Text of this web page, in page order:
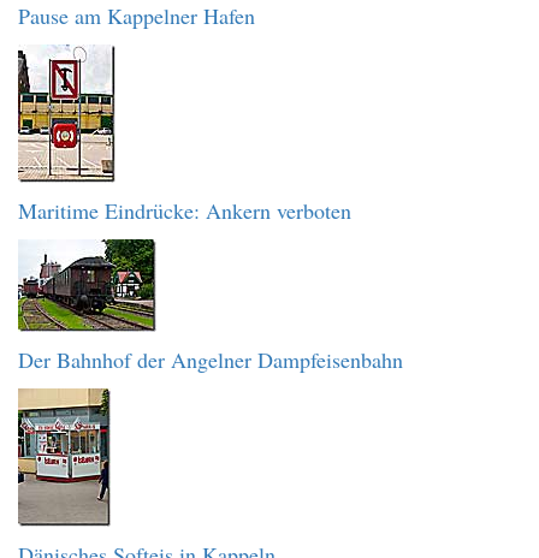
Pause am Kappelner Hafen
Maritime Eindrücke: Ankern verboten
Der Bahnhof der Angelner Dampfeisenbahn